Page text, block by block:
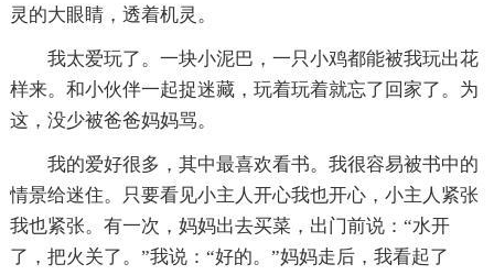
灵的大眼睛，透着机灵。
我太爱玩了。一块小泥巴，一只小鸡都能被我玩出花
样来。和小伙伴一起捉迷藏，玩着玩着就忘了回家了。为
这，没少被爸爸妈妈骂。
我的爱好很多，其中最喜欢看书。我很容易被书中的
情景给迷住。只要看见小主人开心我也开心，小主人紧张
我也紧张。有一次，妈妈出去买菜，出门前说：“水开
了，把火关了。”我说：“好的。”妈妈走后，我看起了